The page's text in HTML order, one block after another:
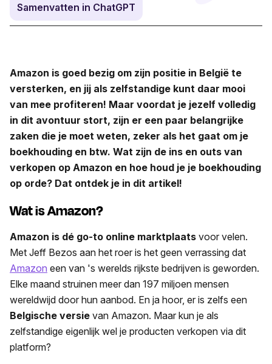
Samenvatten in ChatGPT
Amazon is goed bezig om zijn positie in België te
versterken, en jij als zelfstandige kunt daar mooi
van mee profiteren! Maar voordat je jezelf volledig
in dit avontuur stort, zijn er een paar belangrijke
zaken die je moet weten, zeker als het gaat om je
boekhouding en btw. Wat zijn de ins en outs van
verkopen op Amazon en hoe houd je je boekhouding
op orde? Dat ontdek je in dit artikel!
Wat is Amazon?
Amazon is dé go-to online marktplaats voor velen.
Met Jeff Bezos aan het roer is het geen verrassing dat
Amazon een van 's werelds rijkste bedrijven is geworden.
Elke maand struinen meer dan 197 miljoen mensen
wereldwijd door hun aanbod. En ja hoor, er is zelfs een
Belgische versie van Amazon. Maar kun je als
zelfstandige eigenlijk wel je producten verkopen via dit
platform?